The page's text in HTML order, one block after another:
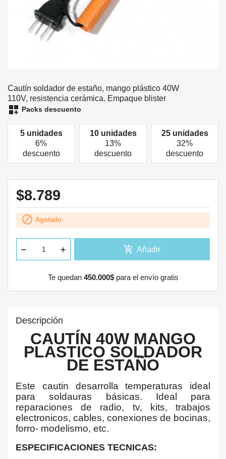
Cautín soldador de estaño, mango plástico 40W
110V, resistencia cerámica. Empaque blister
dashboard_customize Packs descuento
5 unidades
6%
descuento
10 unidades
13%
descuento
25 unidades
32%
descuento
$8.789
 Agotado
add_shopping_cart Añadir
Te quedan 450.000$para el envío gratis
Descripción
CAUTÍN 40W MANGO
PLASTICO SOLDADOR
DE ESTAÑO
Este cautin desarrolla temperaturas ideal
para soldauras básicas. Ideal para
reparaciones de radio, tv, kits, trabajos
electronicos, cables, conexiones de bocinas,
forro- modelismo, etc.
ESPECIFICACIONES TECNICAS: